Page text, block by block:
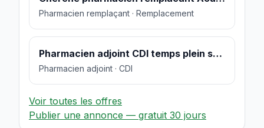
Pharmacien remplaçant · Remplacement
Pharmacien adjoint CDI temps plein secteur Valenciennes
Pharmacien adjoint · CDI
Voir toutes les offres
Publier une annonce — gratuit 30 jours